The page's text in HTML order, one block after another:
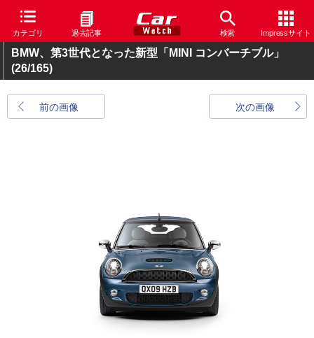
カテゴリ 過去記事 検索 Impressサイト
BMW、第3世代となった新型「MINI コンバーチブル」
(26/165)
前の画像 次の画像